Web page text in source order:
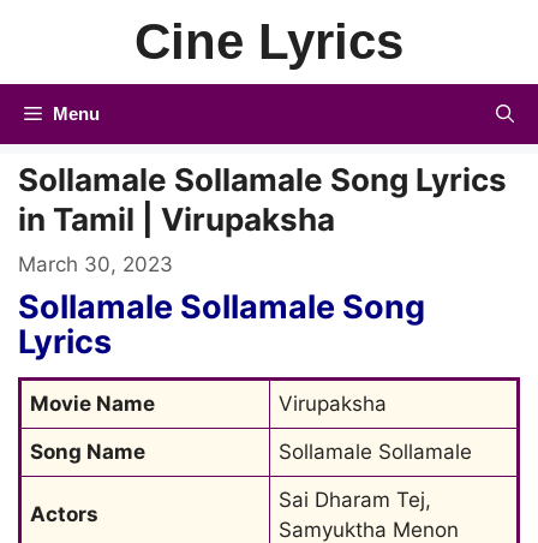
Cine Lyrics
Menu
Sollamale Sollamale Song Lyrics
in Tamil | Virupaksha
March 30, 2023
Sollamale Sollamale Song
Lyrics
Movie Name
Virupaksha
Song Name
Sollamale Sollamale
Actors
Sai Dharam Tej,
Samyuktha Menon